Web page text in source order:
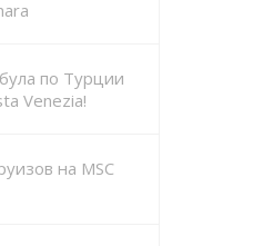
по Турции
Venezia!
на MSC